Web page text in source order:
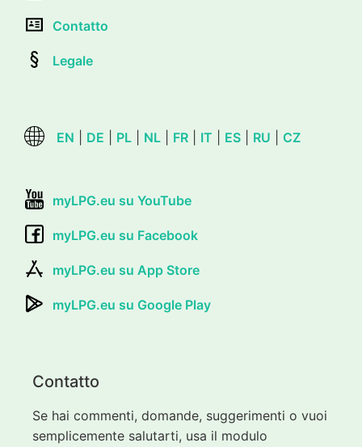
Contatto
Legale
EN DE PL NL FR IT ES RU CZ
myLPG.eu su YouTube
myLPG.eu su Facebook
myLPG.eu su App Store
myLPG.eu su Google Play
Contatto
Se hai commenti, domande, suggerimenti o vuoi
semplicemente salutarti, usa il modulo